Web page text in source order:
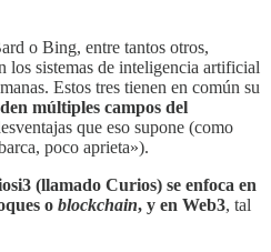
o Bing, entre tantos otros,
los sistemas de inteligencia artificial
Estos tres tienen en común su
múltiples campos del
que eso supone (como
poco aprieta»).
(llamado Curios) se enfoca en
o blockchain, y en Web3, tal